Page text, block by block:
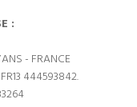
:
- FRANCE
444593842.